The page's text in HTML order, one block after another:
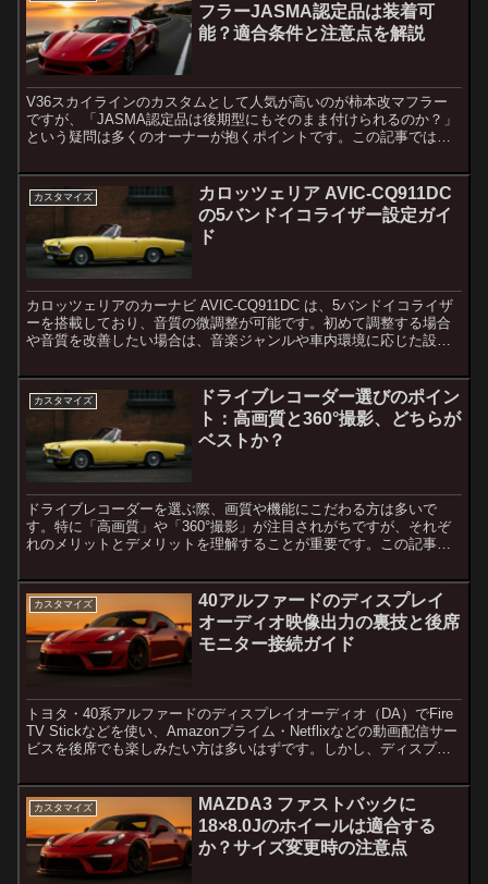
フラーJASMA認定品は装着可
能？適合条件と注意点を解説
V36スカイラインのカスタムとして人気が高いのが柿本改マフラー
ですが、「JASMA認定品は後期型にもそのまま付けられるのか？」
という疑問は多くのオーナーが抱くポイントです。この記事では適
カスタマイズ
カロッツェリア AVIC-CQ911DC
の5バンドイコライザー設定ガイ
ド
カロッツェリアのカーナビ AVIC-CQ911DC は、5バンドイコライザ
ーを搭載しており、音質の微調整が可能です。初めて調整する場合
や音質を改善したい場合は、音楽ジャンルや車内環境に応じた設定
カスタマイズ
ドライブレコーダー選びのポイン
ト：高画質と360°撮影、どちらが
ベストか？
ドライブレコーダーを選ぶ際、画質や機能にこだわる方は多いで
す。特に「高画質」や「360°撮影」が注目されがちですが、それぞ
れのメリットとデメリットを理解することが重要です。この記事で
カスタマイズ
40アルファードのディスプレイ
オーディオ映像出力の裏技と後席
モニター接続ガイド
トヨタ・40系アルファードのディスプレイオーディオ（DA）でFire
TV Stickなどを使い、Amazonプライム・Netflixなどの動画配信サー
ビスを後席でも楽しみたい方は多いはずです。しかし、ディスプレ
カスタマイズ
MAZDA3 ファストバックに
18×8.0Jのホイールは適合する
か？サイズ変更時の注意点